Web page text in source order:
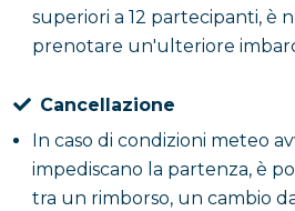
superiori a 12 partecipanti, è
prenotare un'ulteriore
Cancellazione
In caso di condizioni meteo
impediscano la partenza, è
tra un rimborso, un cambio